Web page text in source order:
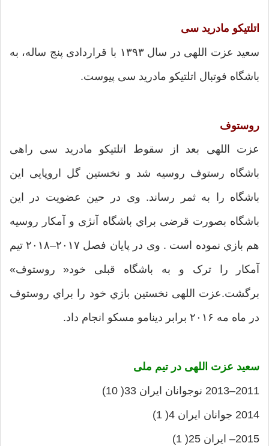
اتلتیکو مادرید سی
سعید عزت اللهی در سال ۱۳۹۳ با قراردادی پنج ساله، به
باشگاه فوتبال اتلتیکو مادرید سی پیوست.
روستوف
عزت اللهی بعد از سقوط اتلتیکو مادرید سی راهی
باشگاه رستوف روسیه شد و نخستین گل اروپایی این
باشگاه را به ثمر رساند. وی در حین عضویت در این
باشگاه بصورت قرضی براي باشگاه آنژی و آمکار روسیه
هم بازي نموده است . وی در پایان فصل ۲۰۱۷–۲۰۱۸ تیم
آمکار را ترک و به باشگاه قبلی خود« روستوف»
برگشت.عزت اللهی نخستین بازي خود را براي روستوف
در ماه مه ۲۰۱۶ برابر دینامو مسکو انجام داد.
سعید عزت اللهی در تیم ملی
2011–2013 نوجوانان ایران 33( 10)
2014 جوانان ایران 4( 1)
2015– ایران 25( 1)